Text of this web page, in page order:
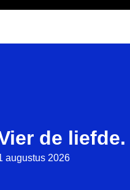
de
augustus 2026